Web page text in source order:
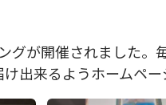
グが開催されました
出来るようホームペー